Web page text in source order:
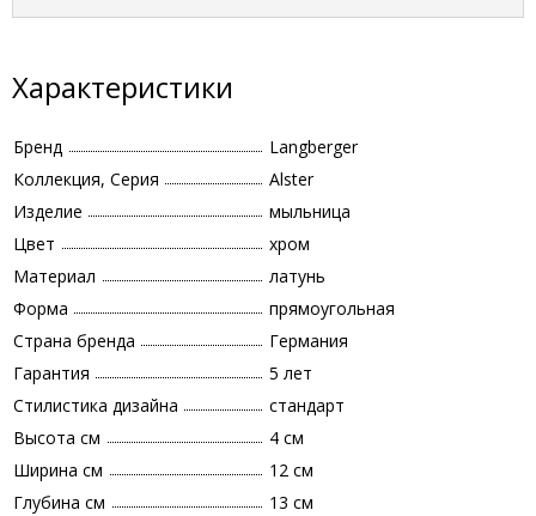
Характеристики
Бренд
Langberger
Коллекция, Серия
Alster
Изделие
мыльница
Цвет
хром
Материал
латунь
Форма
прямоугольная
Страна бренда
Германия
Гарантия
5 лет
Стилистика дизайна
стандарт
Высота см
4 см
Ширина см
12 см
Глубина см
13 см